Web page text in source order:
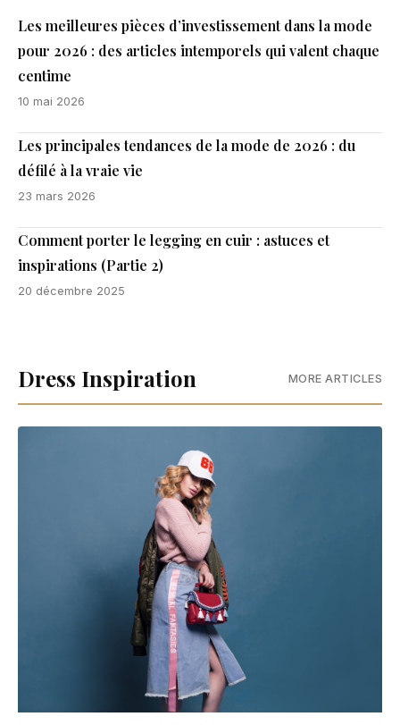
Les meilleures pièces d’investissement dans la mode
pour 2026 : des articles intemporels qui valent chaque
centime
10 mai 2026
Les principales tendances de la mode de 2026 : du
défilé à la vraie vie
23 mars 2026
Comment porter le legging en cuir : astuces et
inspirations (Partie 2)
20 décembre 2025
Dress Inspiration MORE ARTICLES